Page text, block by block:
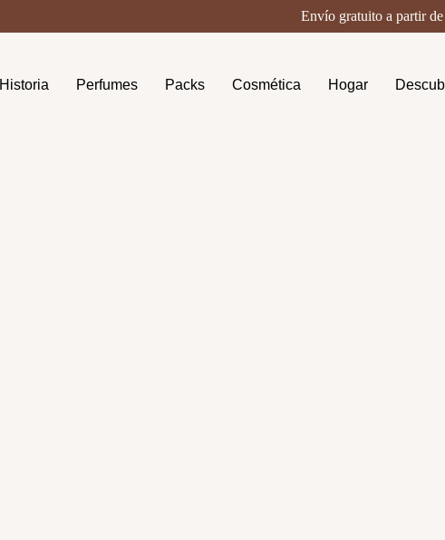
Historia Perfumes Packs Cosmética Hogar
Envío gratuito a partir de